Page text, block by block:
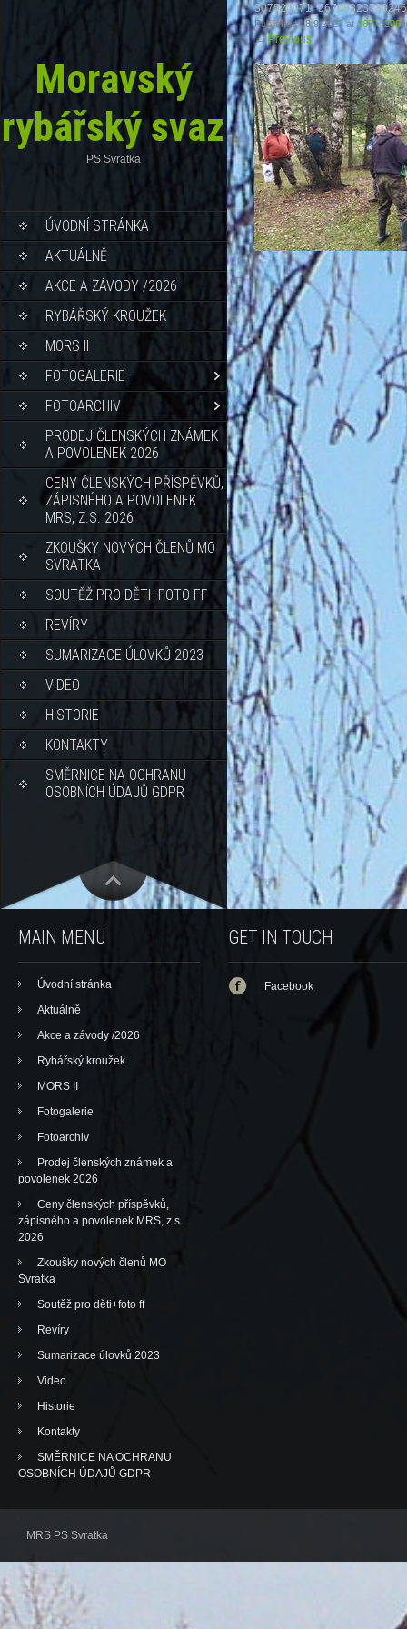
Moravský
rybářský svaz
PS Svratka
ÚVODNÍ STRÁNKA
AKTUÁLNĚ
AKCE A ZÁVODY /2026
RYBÁŘSKÝ KROUŽEK
MORS II
FOTOGALERIE
FOTOARCHIV
PRODEJ ČLENSKÝCH ZNÁMEK
A POVOLENEK 2026
CENY ČLENSKÝCH PŘÍSPĚVKŮ,
ZÁPISNÉHO A POVOLENEK
MRS, Z.S. 2026
ZKOUŠKY NOVÝCH ČLENŮ MO
SVRATKA
SOUTĚŽ PRO DĚTI+FOTO FF
REVÍRY
SUMARIZACE ÚLOVKŮ 2023
VIDEO
HISTORIE
KONTAKTY
SMĚRNICE NA OCHRANU
OSOBNÍCH ÚDAJŮ GDPR
Published18.9.2022at367 × 206
←Previous
MAIN MENU
Úvodní stránka
Aktuálně
Akce a závody /2026
Rybářský kroužek
MORS II
Fotogalerie
Fotoarchiv
Prodej členských známek a
povolenek 2026
Ceny členských příspěvků,
zápisného a povolenek MRS, z.s.
2026
Zkoušky nových členů MO
Svratka
Soutěž pro děti+foto ff
Revíry
Sumarizace úlovků 2023
Video
Historie
Kontakty
SMĚRNICE NA OCHRANU
OSOBNÍCH ÚDAJŮ GDPR
GET IN TOUCH
Facebook
MRS PS Svratka